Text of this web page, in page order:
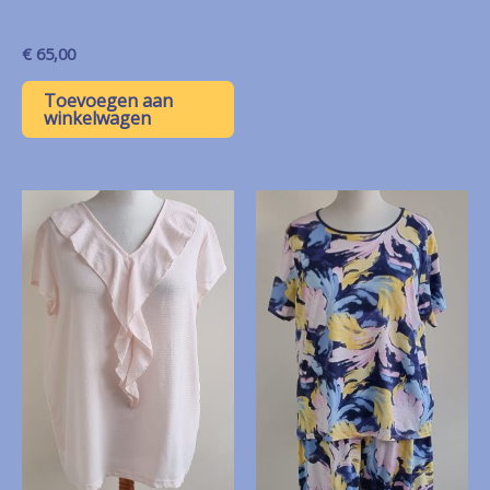
€ 65,00
Toevoegen aan
winkelwagen